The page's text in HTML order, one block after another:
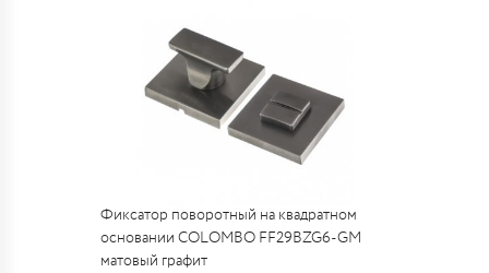
Фиксатор поворотный на квадратном
основании COLOMBO FF29BZG6-GM
матовый графит